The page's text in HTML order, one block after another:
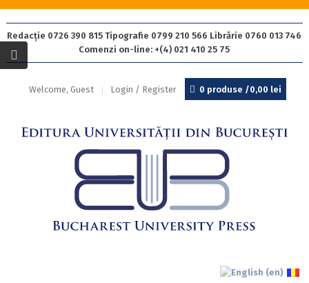
Redacție 0726 390 815 Tipografie 0799 210 566 Librărie 0760 013 746
Comenzi on-line: +(4) 021 410 25 75
Welcome, Guest Login / Register 0 produse /0,00 lei